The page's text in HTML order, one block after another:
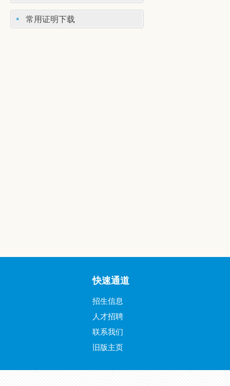
常用证明下载
快速通道
招生信息
人才招聘
联系我们
旧版主页